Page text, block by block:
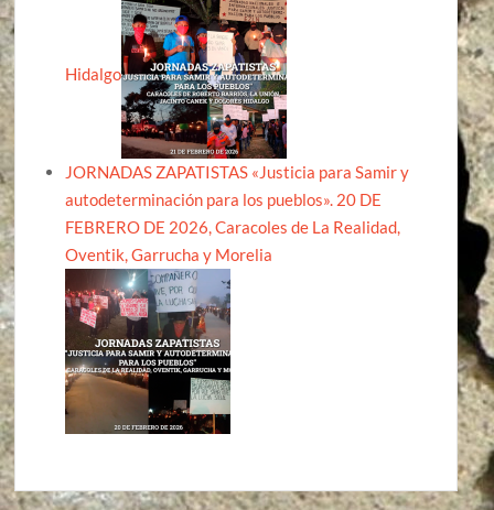
Hidalgo
JORNADAS ZAPATISTAS «Justicia para Samir y
autodeterminación para los pueblos». 20 DE
FEBRERO DE 2026, Caracoles de La Realidad,
Oventik, Garrucha y Morelia